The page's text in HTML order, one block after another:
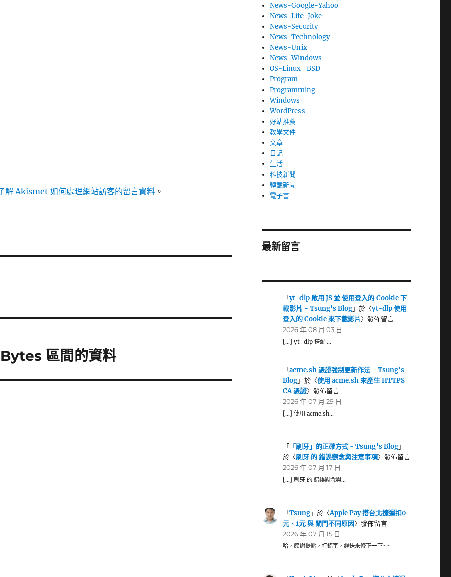
解 Akismet 如何處理網站訪客的留言資料 。
區間的資料
News-Google-Yahoo
News-Life-Joke
News-Security
News-Technology
News-Unix
News-Windows
OS-Linux_BSD
Program
Programming
Windows
WordPress
好站推薦
教學文件
文章
日記
生活
科技新聞
轉載新聞
電子書
最新留言
「yt-dlp 啟用 JS 並 使用登入的 Cookie 下
載影片 - Tsung's Blog」於〈yt-dlp 使用
登入的 Cookie 來下載影片〉發佈留言
2026 年 08 月 03 日
[…] yt-dlp 搭配 …
「acme.sh 憑證強制更新作法 - Tsung's
Blog」於〈使用 acme.sh 來產生 HTTPS
CA 憑證〉發佈留言
2026 年 07 月 29 日
[…] 使用 acme.sh…
「 「刷牙」的正確方式 - Tsung's Blog」
於〈刷牙 的 錯誤觀念與注意事項〉發佈留言
2026 年 07 月 17 日
[…] 刷牙 的 錯誤觀念與…
「Tsung」於〈Apple Pay 搭台北捷運扣0
元、1元 與 閘門不同原因〉發佈留言
2026 年 07 月 15 日
哈，感謝提點，打錯字，趕快來修正一下~~